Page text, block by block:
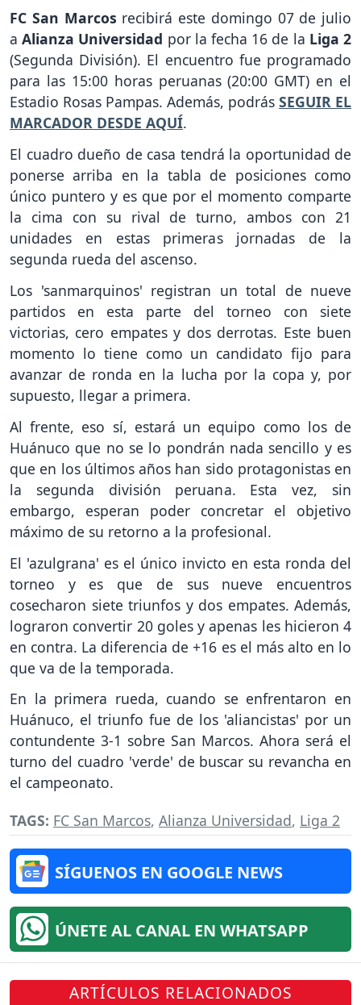
FC San Marcos recibirá este domingo 07 de julio
aAlianza Universidad por la fecha 16 de la Liga 2
(Segunda División). El encuentro fue programado
para las 15:00 horas peruanas (20:00 GMT) en el
Estadio Rosas Pampas. Además, podrás SEGUIR EL
MARCADOR DESDE AQUÍ.
El cuadro dueño de casa tendrá la oportunidad de
ponerse arriba en la tabla de posiciones como
único puntero y es que por el momento comparte
la cima con su rival de turno, ambos con 21
unidades en estas primeras jornadas de la
segunda rueda del ascenso.
Los 'sanmarquinos' registran un total de nueve
partidos en esta parte del torneo con siete
victorias, cero empates y dos derrotas. Este buen
momento lo tiene como un candidato fijo para
avanzar de ronda en la lucha por la copa y, por
supuesto, llegar a primera.
Al frente, eso sí, estará un equipo como los de
Huánuco que no se lo pondrán nada sencillo y es
que en los últimos años han sido protagonistas en
la segunda división peruana. Esta vez, sin
embargo, esperan poder concretar el objetivo
máximo de su retorno a la profesional.
El 'azulgrana' es el único invicto en esta ronda del
torneo y es que de sus nueve encuentros
cosecharon siete triunfos y dos empates. Además,
lograron convertir 20 goles y apenas les hicieron 4
en contra. La diferencia de +16 es el más alto en lo
que va de la temporada.
En la primera rueda, cuando se enfrentaron en
Huánuco, el triunfo fue de los 'aliancistas' por un
contundente 3-1 sobre San Marcos. Ahora será el
turno del cuadro 'verde' de buscar su revancha en
el campeonato.
TAGS: FC San Marcos, Alianza Universidad, Liga 2
SÍGUENOS EN GOOGLE NEWS
ÚNETE AL CANAL EN WHATSAPP
ARTÍCULOS RELACIONADOS